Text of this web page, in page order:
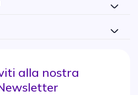
alla nostra